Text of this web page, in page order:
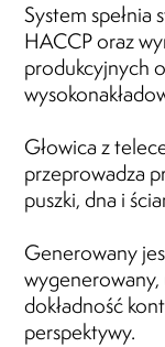
System
HACCP oraz
produkcyjnych
Głowica z
przeprowadza
puszki, dna i
Generowany
dokładność
perspektywy.